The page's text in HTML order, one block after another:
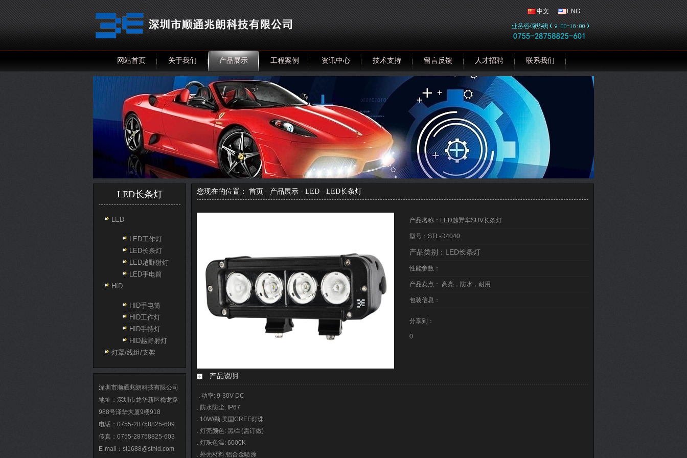
ENG
中文
网站首页 关于我们 产品展示 工程案例 资讯中心 技术支持 留言反馈 人才招聘 联系我们
LED长条灯
LED
LED工作灯
LED长条灯
LED越野射灯
LED手电筒
HID
HID手电筒
HID工作灯
HID手持灯
HID越野射灯
灯罩/线组/支架
深圳市顺通兆朗科技有限公司
地址：深圳市龙华新区梅龙路
988号泽华大厦9楼918
电话：0755-28758825-609
传真：0755-28758825-603
E-mail：st1688@sthid.com
您现在的位置： 首页 - 产品展示 - LED - LED长条灯
产品名称：LED越野车SUV长条灯
型号：STL-D4040
产品类别：LED长条灯
性能参数：
产品卖点： 高亮，防水，耐用
包装信息：
分享到：
0
产品说明
. 功率: 9-30V DC
. 防水防尘: IP67
. 10W/颗 美国CREE灯珠
. 灯壳颜色: 黑/白(需订做)
. 灯珠色温: 6000K
. 外壳材料:铝合金喷涂